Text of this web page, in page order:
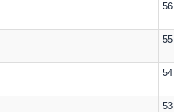
56
55
54
53